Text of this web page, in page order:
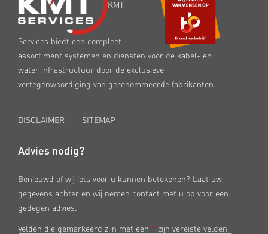
KMT
Services biedt een compleet
assortiment systemen en diensten voor de kabel- en
water infrastructuur door de exclusieve
vertegenwoordiging van gerenommeerde fabrikanten.
DISCLAIMER SITEMAP
Advies nodig?
Benieuwd of wij iets voor u kunnen betekenen? Laat uw
gegevens achter en wij nemen contact met u op voor een
gedegen advies.
Velden die gemarkeerd zijn met een * zijn vereiste velden